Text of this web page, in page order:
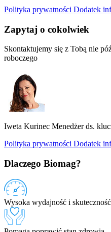
Polityka prywatności Dodatek
Zapytaj o cokolwiek
Skontaktujemy się z Tobą nie
roboczego
Iweta Kurinec Menedżer ds.
Polityka prywatności Dodatek
Dlaczego Biomag?
Wysoka wydajność i